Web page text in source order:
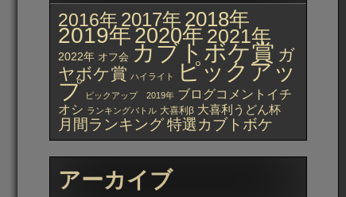
2016年 2017年 2018年
2019年2020年 2021年
2022年 オフ会 カブトボケ賞 ガ
ヤボケ賞 ハイライト ピックアッ
プ ピックアップ 2019年 ブログコメントイチ
オシ ランキングバトル 大喜利β 大喜利うどん杯
月間ランキング特選カブトボケ
アーカイブ